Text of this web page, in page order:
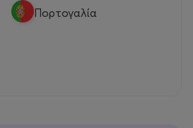
Πορτογαλία